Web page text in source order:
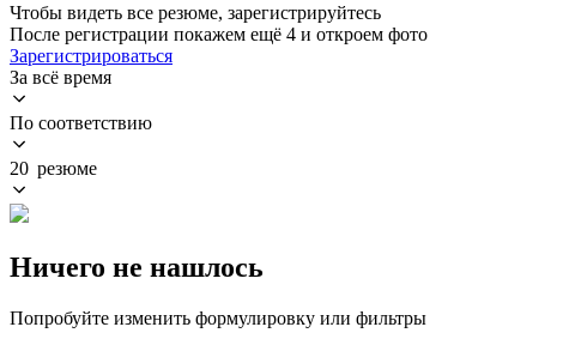
Чтобы видеть все резюме, зарегистрируйтесь
После регистрации покажем ещё 4 и откроем фото
Зарегистрироваться
За всё время
По соответствию
20 резюме
Ничего не нашлось
Попробуйте изменить формулировку или фильтры